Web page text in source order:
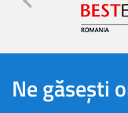
Ne găsești